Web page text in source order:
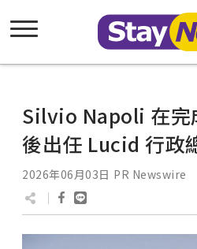
Silvio Napoli 在完
後出任 Lucid 行政
2026年06月03日 PR Newswire